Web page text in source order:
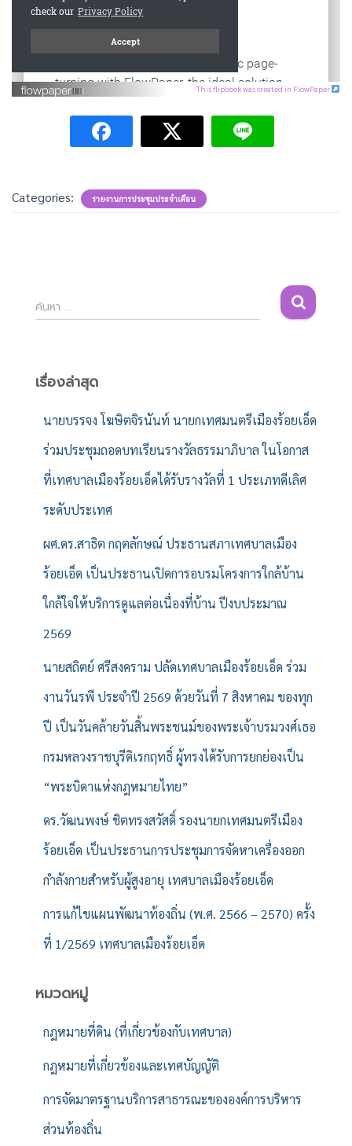
This flipbook was created in FlowPaper
Categories: รายงานการประชุมประจำเดือน
ค้
น
สำ
ค้นหา …
เรื่องล่าสุด
นายบรรจง โฆษิตจิรนันท์ นายกเทศมนตรีเมืองร้อยเอ็ด
ร่วมประชุมถอดบทเรียนรางวัลธรรมาภิบาล ในโอกาส
ที่เทศบาลเมืองร้อยเอ็ดได้รับรางวัลที่ 1 ประเภทดีเลิศ
ระดับประเทศ
ผศ.ดร.สาธิต กฤตลักษณ์ ประธานสภาเทศบาลเมือง
ร้อยเอ็ด เป็นประธานเปิดการอบรมโครงการใกล้บ้าน
ใกล้ใจให้บริการดูแลต่อเนื่องที่บ้าน ปีงบประมาณ
2569
นายสถิตย์ ศรีสงคราม ปลัดเทศบาลเมืองร้อยเอ็ด ร่วม
งานวันรพี ประจำปี 2569 ด้วยวันที่ 7 สิงหาคม ของทุก
ปี เป็นวันคล้ายวันสิ้นพระชนม์ของพระเจ้าบรมวงศ์เธอ
กรมหลวงราชบุรีดิเรกฤทธิ์ ผู้ทรงได้รับการยกย่องเป็น
“พระบิดาแห่งกฎหมายไทย”
ดร.วัฒนพงษ์ ชิตทรงสวัสดิ์ รองนายกเทศมนตรีเมือง
ร้อยเอ็ด เป็นประธานการประชุมการจัดหาเครื่องออก
กำลังกายสำหรับผู้สูงอายุ เทศบาลเมืองร้อยเอ็ด
การแก้ไขแผนพัฒนาท้องถิ่น (พ.ศ. 2566 – 2570) ครั้ง
ที่ 1/2569 เทศบาลเมืองร้อยเอ็ด
หมวดหมู่
กฎหมายที่ดิน (ที่เกี่ยวข้องกับเทศบาล)
กฎหมายที่เกี่ยวข้องและเทศบัญญัติ
การจัดมาตรฐานบริการสาธารณะขององค์การบริหาร
ส่วนท้องถิ่น